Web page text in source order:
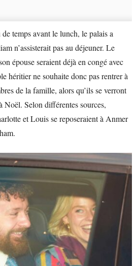
temps avant le lunch, le palais a
n’assisterait pas au déjeuner. Le
épouse seraient déjà en congé avec
héritier ne souhaite donc pas rentrer à
de la famille, alors qu’ils se verront
Noël. Selon différentes sources,
et Louis se reposeraient à Anmer